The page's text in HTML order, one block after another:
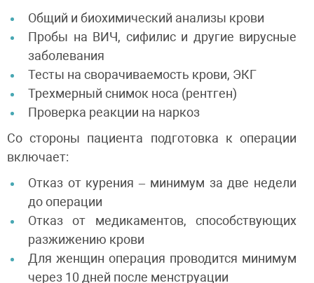
Общий и биохимический анализы крови
Пробы на ВИЧ, сифилис и другие вирусные
заболевания
Тесты на сворачиваемость крови, ЭКГ
Трехмерный снимок носа (рентген)
Проверка реакции на наркоз
Со стороны пациента подготовка к операции
включает:
Отказ от курения – минимум за две недели
до операции
Отказ от медикаментов, способствующих
разжижению крови
Для женщин операция проводится минимум
через 10 дней после менструации